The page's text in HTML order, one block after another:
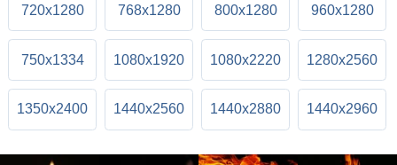
720x1280 768x1280 800x1280 960x1280
750x1334 1080x1920 1080x2220 1280x2560
1350x2400 1440x2560 1440x2880 1440x2960